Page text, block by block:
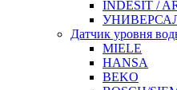
INDESIT /
Датчик уровня
MIELE
HANSA
BEKO